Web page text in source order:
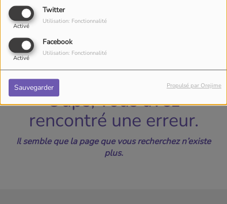
Twitter
Activé
Utilisation: Fonctionnalité
Facebook
Activé
Utilisation: Fonctionnalité
Sauvegarder Propulsé par Orejime
Oups, vous avez
rencontré une erreur.
Il semble que la page que vous recherchez n’existe
plus.